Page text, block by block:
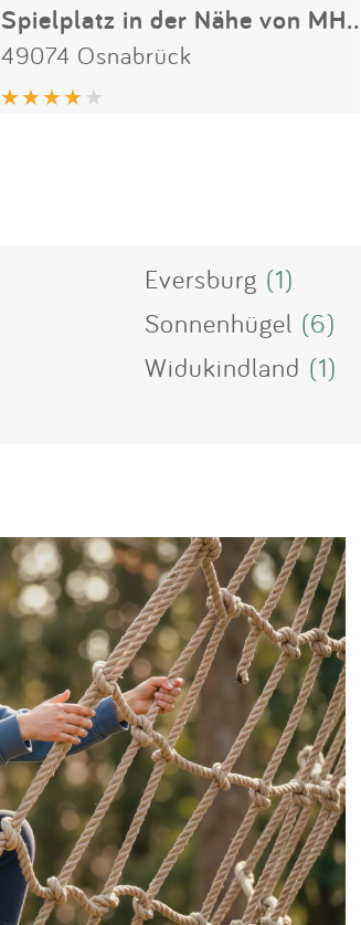
Spielplatz in der Nähe von MHO
49074 Osnabrück
Eversburg (1)
Sonnenhügel (6)
Widukindland (1)